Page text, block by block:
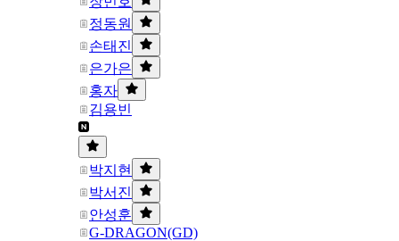
정동원
손태진
은가은
홍자
김용빈
박지현
박서진
안성훈
G-DRAGON(GD)